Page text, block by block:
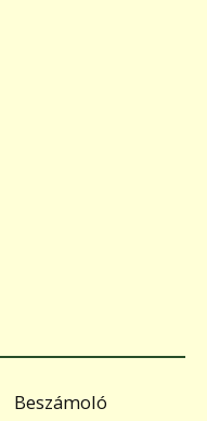
Beszámoló